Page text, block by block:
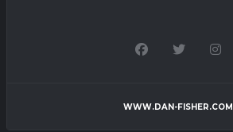
WWW.DAN-FISHER.COM